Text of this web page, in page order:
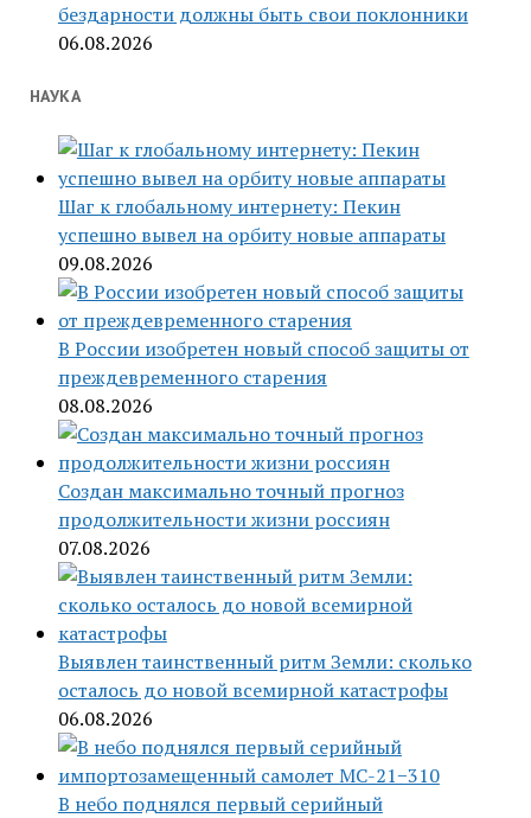
бездарности должны быть свои поклонники
06.08.2026
НАУКА
Шаг к глобальному интернету: Пекин
успешно вывел на орбиту новые аппараты
09.08.2026
В России изобретен новый способ защиты от
преждевременного старения
08.08.2026
Создан максимально точный прогноз
продолжительности жизни россиян
07.08.2026
Выявлен таинственный ритм Земли: сколько
осталось до новой всемирной катастрофы
06.08.2026
В небо поднялся первый серийный